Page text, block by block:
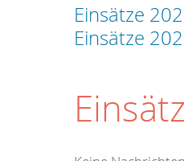
Einsätze
Einsätze